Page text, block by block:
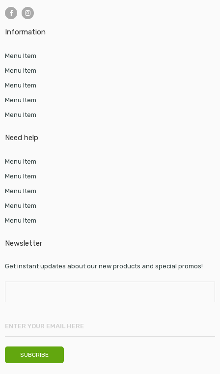
Information
Menu Item
Menu Item
Menu Item
Menu Item
Menu Item
Need help
Menu Item
Menu Item
Menu Item
Menu Item
Menu Item
Newsletter
Get instant updates about our new products and special promos!